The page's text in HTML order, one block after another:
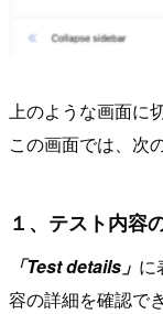
上のような画面に
この画面では、次
１、テスト内容
「Test details」 に
容の詳細を確認で